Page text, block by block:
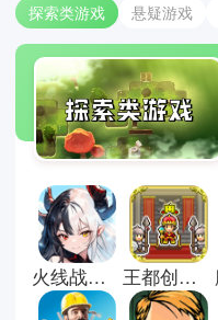
探索类游戏 悬疑游戏
火线战姬手游 王都创世物语官方版